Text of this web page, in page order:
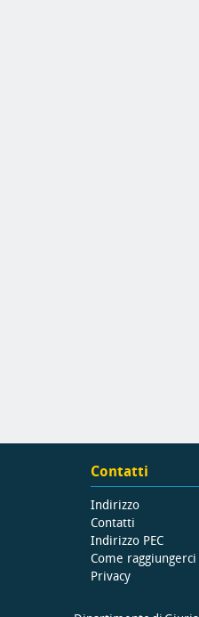
Contatti
Indirizzo
Contatti
Indirizzo PEC
Come raggiungerci
Privacy